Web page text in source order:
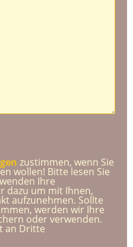
zustimmen, wenn Sie
wollen! Bitte lesen Sie
Ihre
dazu um mit Ihnen,
aufzunehmen. Sollte
werden wir Ihre
oder verwenden.
an Dritte